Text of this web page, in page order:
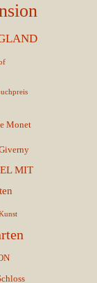
Monet
MIT